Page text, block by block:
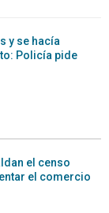
y se hacía
Policía pide
el censo
el comercio